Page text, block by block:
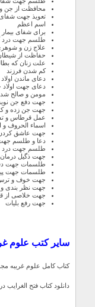
محافظت از جن
تعویذ جهت شفای
اسم اعظم
برای شفای بیمار
طلسم جهت درد
علاج زن و
حفاظت از
علت زنان که
کم شدن فرزند
دعای ماندن
دعای جهت اولاد
مومن و صالح
جهت دفع جن
جهت جن زده و
عمل قرطاس و
اسماء الحروف و
جهت عاشق
دعا و طلسم
طلسم جهت درد
جهت ذگیل
طلسمات جهت
طلسمات جهت
جهت خوف و ترس
جهت نظر بندی
جهت خلاصی از
جهت رفع بلیات
سایر کتب علوم
کتاب کامل علوم غریبه
دانلود کتاب فتح الغرایب در